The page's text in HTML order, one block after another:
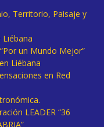
Territorio, Paisaje y
un Mundo Mejor”
Liébana
en Red
LEADER “36